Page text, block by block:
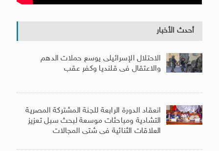
أحدث الأخبار
الاحتلال الإسرائيلى يوسع حملات الدهم
والاعتقال فى قلنديا وكفر عقب
انعقاد الدورة الرابعة للجنة المشتركة المصرية
التشادية ومباحثات موسعة لبحث سبل تعزيز
العلاقات الثنائية فى شتى المجالات